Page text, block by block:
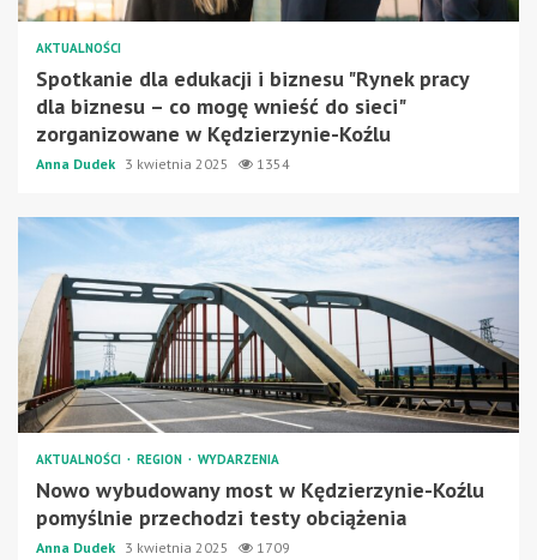
AKTUALNOŚCI
Spotkanie dla edukacji i biznesu "Rynek pracy
dla biznesu – co mogę wnieść do sieci"
zorganizowane w Kędzierzynie-Koźlu
Anna Dudek 3 kwietnia 2025 1354
AKTUALNOŚCI REGION WYDARZENIA
Nowo wybudowany most w Kędzierzynie-Koźlu
pomyślnie przechodzi testy obciążenia
Anna Dudek 3 kwietnia 2025 1709